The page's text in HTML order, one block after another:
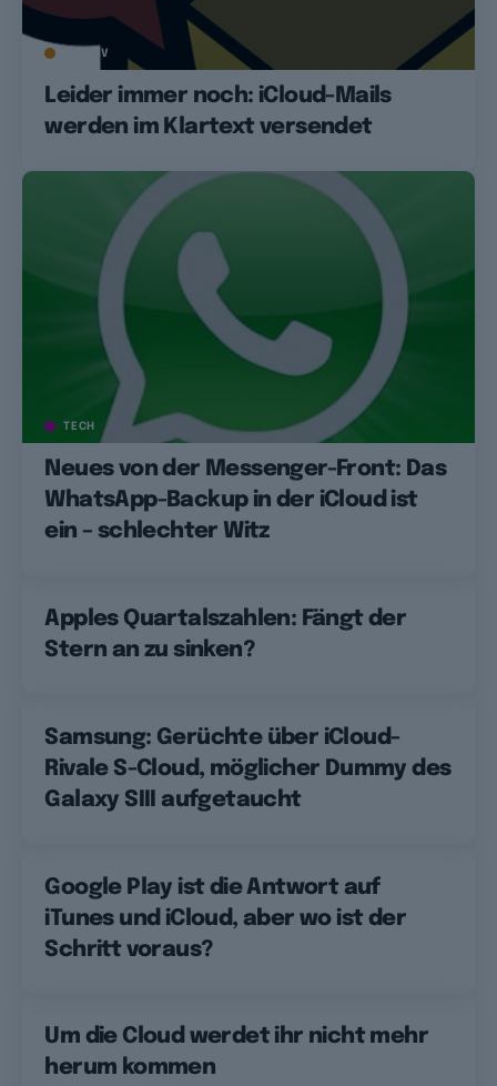
ARCHIV
Leider immer noch: iCloud-Mails
werden im Klartext versendet
TECH
Neues von der Messenger-Front: Das
WhatsApp-Backup in der iCloud ist
ein – schlechter Witz
Apples Quartalszahlen: Fängt der
Stern an zu sinken?
Samsung: Gerüchte über iCloud-
Rivale S-Cloud, möglicher Dummy des
Galaxy SIII aufgetaucht
Google Play ist die Antwort auf
iTunes und iCloud, aber wo ist der
Schritt voraus?
Um die Cloud werdet ihr nicht mehr
herum kommen